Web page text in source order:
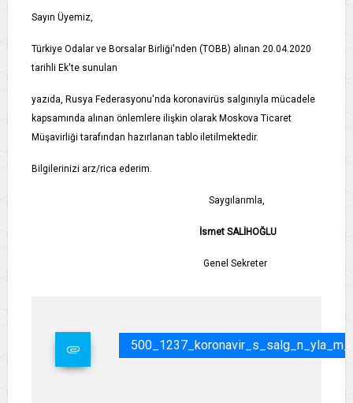
Sayın Üyemiz,
Türkiye Odalar ve Borsalar Birliği'nden (TOBB) alınan 20.04.2020
tarihli Ek'te sunulan
yazıda, Rusya Federasyonu'nda koronavirüs salgınıyla mücadele
kapsamında alınan önlemlere ilişkin olarak Moskova Ticaret
Müşavirliği tarafından hazırlanan tablo iletilmektedir.
Bilgilerinizi arz/rica ederim.
Saygılarımla,
İsmet SALİHOĞLU
Genel Sekreter